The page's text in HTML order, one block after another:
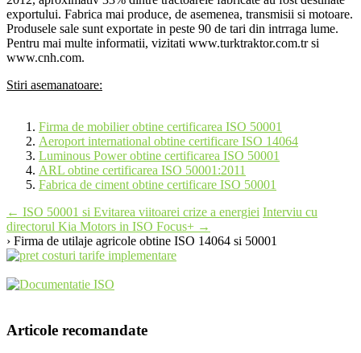
exportului. Fabrica mai produce, de asemenea, transmisii si motoare.
Produsele sale sunt exportate in peste 90 de tari din intrraga lume.
Pentru mai multe informatii, vizitati www.turktraktor.com.tr si
www.cnh.com.
Stiri asemanatoare:
Firma de mobilier obtine certificarea ISO 50001
Aeroport international obtine certificare ISO 14064
Luminous Power obtine certificarea ISO 50001
ARL obtine certificarea ISO 50001:2011
Fabrica de ciment obtine certificare ISO 50001
Post
navigation
← ISO 50001 si Evitarea viitoarei crize a energiei Interviu cu
directorul Kia Motors in ISO Focus+ →
› Firma de utilaje agricole obtine ISO 14064 si 50001
Articole recomandate